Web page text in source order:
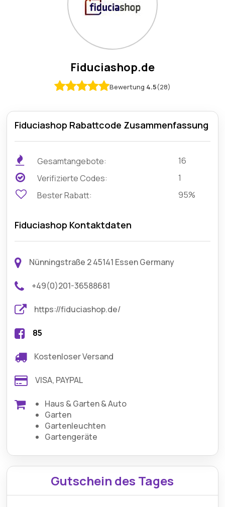
Fiduciashop.de
Bewertung 4.5(28)
Fiduciashop Rabattcode Zusammenfassung
Gesamtangebote:
16
Verifizierte Codes:
1
Bester Rabatt:
95%
Fiduciashop Kontaktdaten
Nünningstraße 2 45141 Essen Germany
+49(0)201-36588681
https://fiduciashop.de/
85
Kostenloser Versand
VISA, PAYPAL
Haus & Garten & Auto
Garten
Gartenleuchten
Gartengeräte
Gutschein des Tages